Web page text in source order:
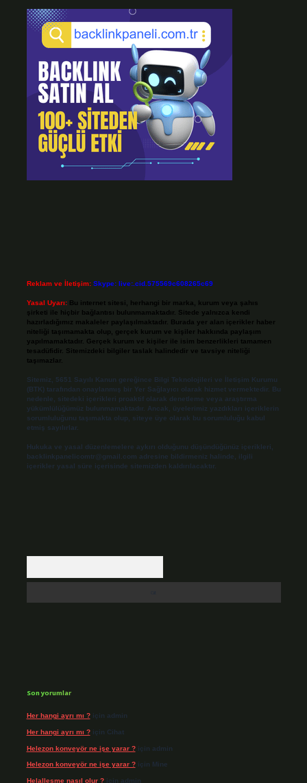
Reklam ve İletişim: Skype: live:.cid.575569c608265c69
Yasal Uyarı: Bu internet sitesi, herhangi bir marka, kurum veya şahıs
şirketi ile hiçbir bağlantısı bulunmamaktadır. Sitede yalnızca kendi
hazırladığımız makaleler paylaşılmaktadır. Burada yer alan içerikler haber
niteliği taşımamakta olup, gerçek kurum ve kişiler hakkında paylaşım
yapılmamaktadır. Gerçek kurum ve kişiler ile isim benzerlikleri tamamen
tesadüfidir. Sitemizdeki bilgiler taslak halindedir ve tavsiye niteliği
taşımazlar.
Sitemiz, 5651 Sayılı Kanun gereğince Bilgi Teknolojileri ve İletişim Kurumu
(BTK) tarafından onaylanmış bir Yer Sağlayıcı olarak hizmet vermektedir. Bu
nedenle, sitedeki içerikleri proaktif olarak denetleme veya araştırma
yükümlülüğümüz bulunmamaktadır. Ancak, üyelerimiz yazdıkları içeriklerin
sorumluluğunu taşımakta olup, siteye üye olarak bu sorumluluğu kabul
etmiş sayılırlar.
Hukuka ve yasal düzenlemelere aykırı olduğunu düşündüğünüz içerikleri,
backlinkpanelicomtr@gmail.com adresine bildirmeniz halinde, ilgili
içerikler yasal süre içerisinde sitemizden kaldırılacaktır.
Son yorumlar
Her hangi ayrı mı ?için admin
Her hangi ayrı mı ?için Cihat
Helezon konveyör ne işe yarar ?için admin
Helezon konveyör ne işe yarar ?için Mine
Helalleşme nasıl olur ?için admin